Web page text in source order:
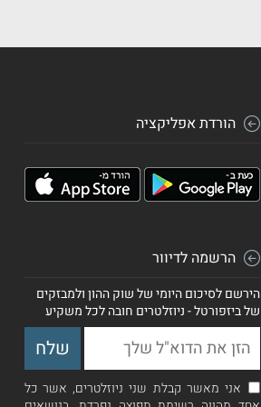
הורדת אפליקציה
הרשמה לדיוור
הירשם לסיכום היומי של שוק ההון ולמבזקים
של ביזפורטל - ניוזלטרים חובה לכל משקיע
אני מאשר קבלת שני ניוזלטרים, אשר כל